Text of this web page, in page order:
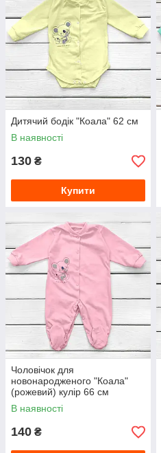
Дитячий бодік "Коала" 62 см
В наявності
130 ₴
Купити
Чоловічок для
новонародженого "Коала"
(рожевий) кулір 66 см
В наявності
140 ₴